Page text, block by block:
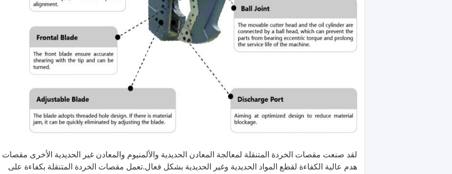
لقد صنعت مقصات الخردة المتنقلة لمعالجة المعادن الحديدية والألمنيوم والمعادن غير الحديدية الأخرى مقصات
هدم عالية الكفاءة لقطع المواد الحديدية وغير الحديدية بشكل فعال.تعمل مقصات الخردة المتنقلة بكفاءة على